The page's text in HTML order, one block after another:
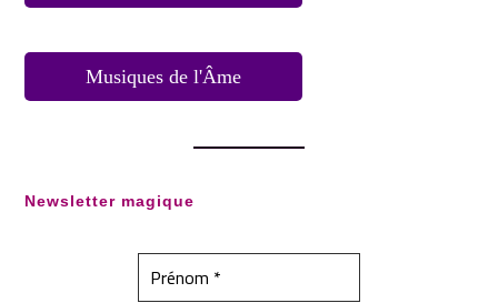
Musiques de l'Âme
Newsletter magique